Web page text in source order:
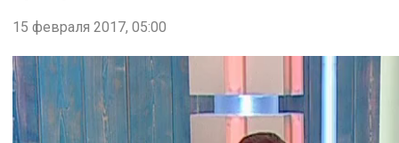
15 февраля 2017, 05:00